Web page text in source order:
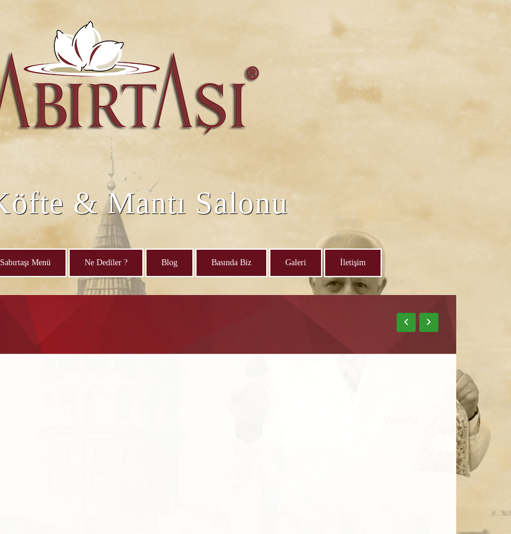
& Mantı Salonu
Sabırtaşı Menü Ne Dediler ? Blog Basında Biz Galeri İletişim